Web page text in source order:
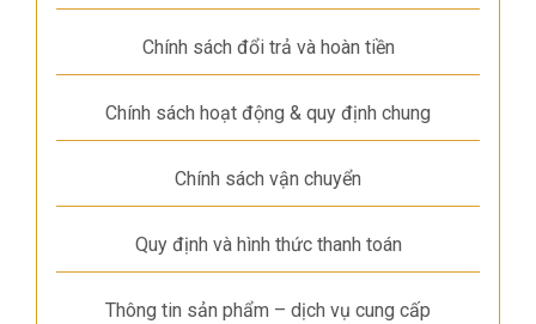
Chính sách đổi trả và hoàn tiền
Chính sách hoạt động & quy định chung
Chính sách vận chuyển
Quy định và hình thức thanh toán
Thông tin sản phẩm – dịch vụ cung cấp